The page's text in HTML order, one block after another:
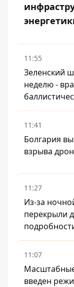
11:55
Зеленский
неделю -
11:41
Болгария
взрыва
11:27
Из-за
перекрыли
11:07
введен